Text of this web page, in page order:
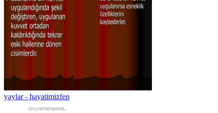
yaylar - hayatimizfen